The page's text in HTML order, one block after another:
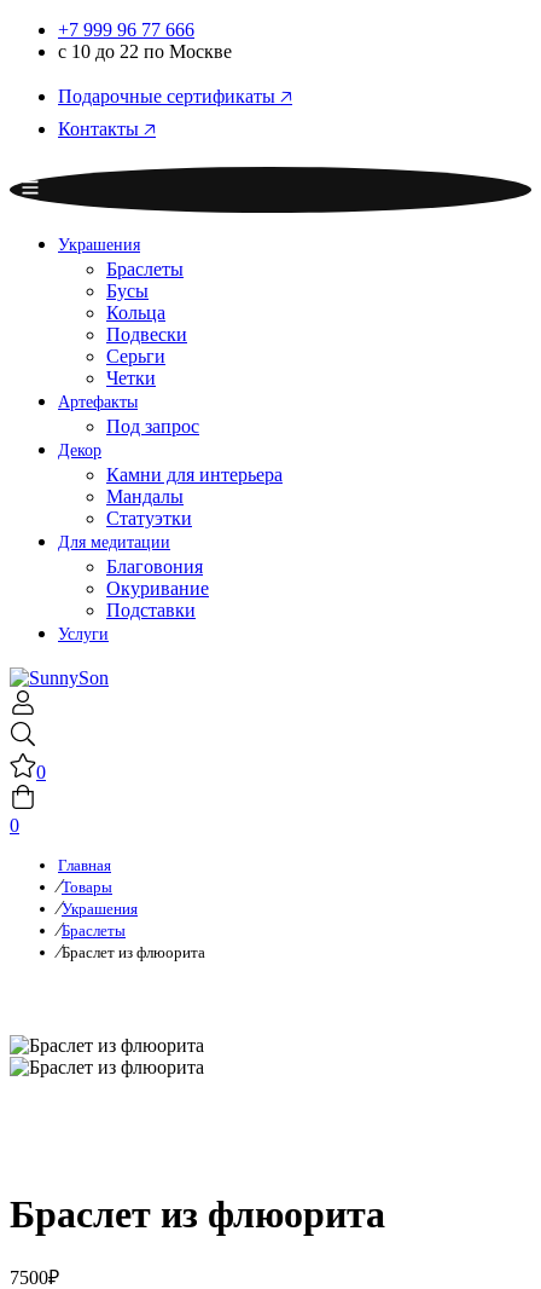
+7 999 96 77 666
с 10 до 22 по Москве
Подарочные сертификаты 🡥
Контакты 🡥
Украшения
Браслеты
Бусы
Кольца
Подвески
Серьги
Четки
Артефакты
Под запрос
Декор
Камни для интерьера
Мандалы
Статуэтки
Для медитации
Благовония
Окуривание
Подставки
Услуги
0
0
Главная
Товары
Украшения
Браслеты
Браслет из флюорита
Браслет из флюорита
7500₽